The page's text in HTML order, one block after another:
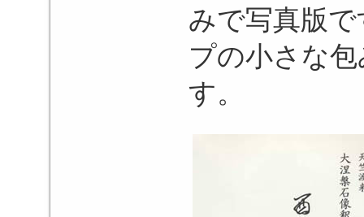
みで写真版
プの小さな
す。